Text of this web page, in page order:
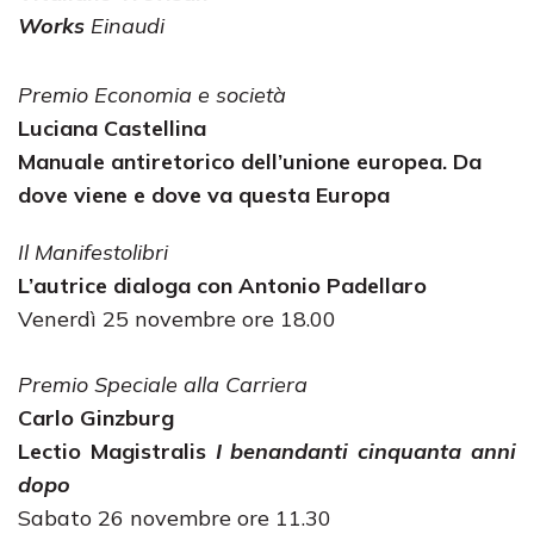
Works Einaudi
Premio Economia e società
Luciana Castellina
Manuale antiretorico dell’unione europea. Da
dove viene e dove va questa Europa
Il Manifestolibri
L’autrice dialoga con Antonio Padellaro
Venerdì 25 novembre ore 18.00
Premio Speciale alla Carriera
Carlo Ginzburg
Lectio Magistralis I benandanti cinquanta anni
dopo
Sabato 26 novembre ore 11.30